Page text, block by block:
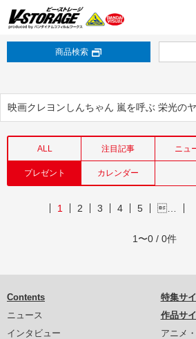
商品検索
映画クレヨンしんちゃん 嵐を呼ぶ 栄光の
ALL 注目記事 ニュ
プレゼント カレンダー
1 2 3 4 5 …
1〜0 / 0件
Contents
ニュース
インタビュー
特集サ
作品サ
アニメ